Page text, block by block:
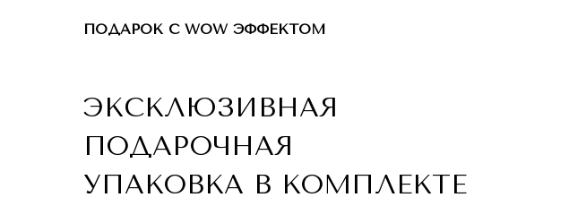
ЭКСКЛЮЗИВНАЯ
ПОДАРОЧНАЯ
УПАКОВКА В КОМПЛЕКТЕ
ПОДАРОК С WOW ЭФФЕКТОМ